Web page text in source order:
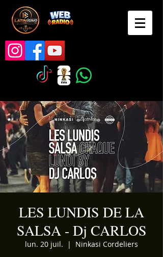
LES LUNDIS DE LA
SALSA - Dj CARLOS
lun. 20 juil.
  |
Ninkasi Cordeliers